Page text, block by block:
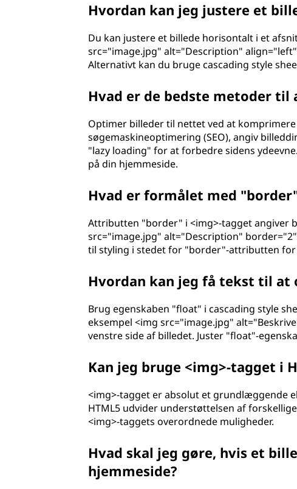
Hvordan kan jeg justere et
Du kan justere et billede horisontalt i et
src="image.jpg" alt="Description"
Alternativt kan du bruge cascading style
Hvad er de bedste metoder
Optimer billeder til nettet ved at
søgemaskineoptimering (SEO), angiv
"lazy loading" for at forbedre sidens
på din hjemmeside.
Hvad er formålet med
Attributten "border" i <img>-tagget angiver
src="image.jpg" alt="Description"
til styling i stedet for "border"-attributten
Hvordan kan jeg få tekst til at
Brug egenskaben "float" i cascading style
eksempel <img src="image.jpg"
venstre side af billedet. Juster "float"-
Kan jeg bruge <img>-tagget i
<img>-tagget er absolut et grundlæggende
HTML5 udvider understøttelsen af
<img>-taggets overordnede muligheder.
Hvad skal jeg gøre, hvis et
hjemmeside?